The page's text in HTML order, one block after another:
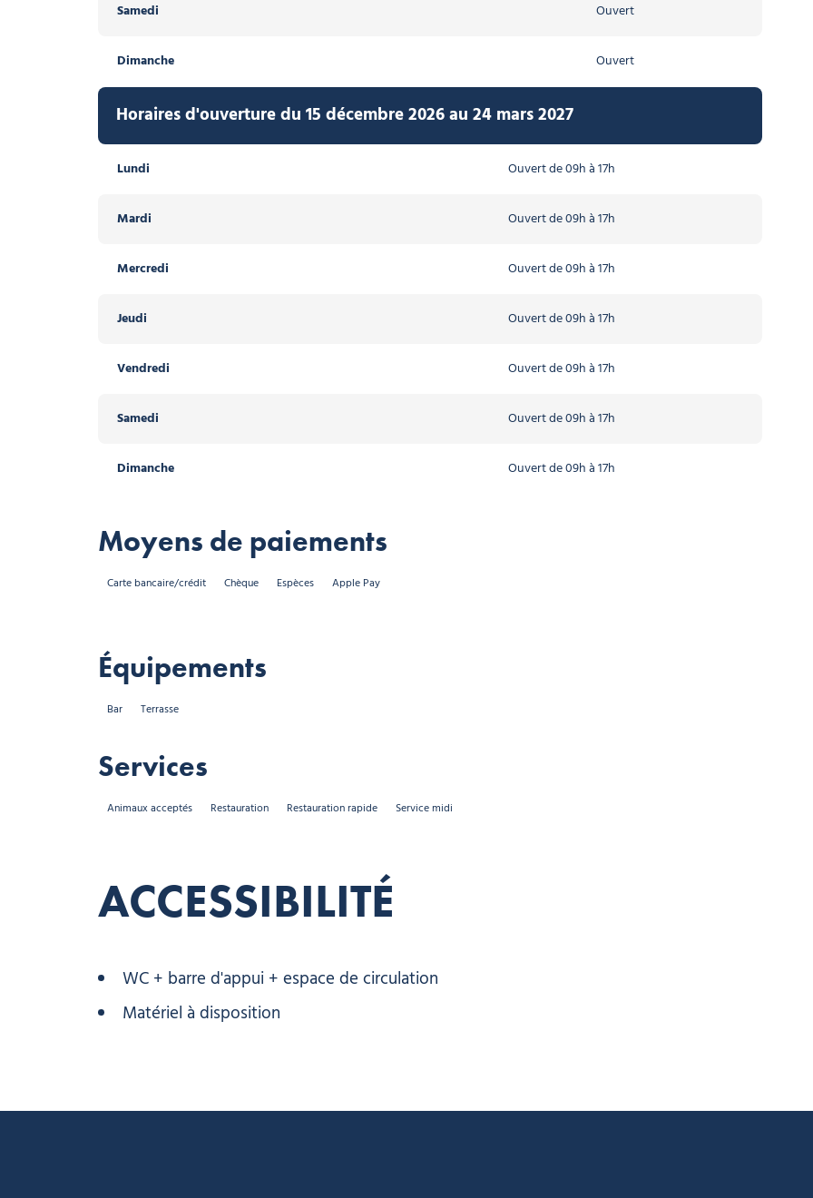
Samedi Ouvert
Dimanche Ouvert
Horaires d'ouverture du 15 décembre 2026 au 24 mars 2027
Lundi Ouvert de 09h à 17h
Mardi Ouvert de 09h à 17h
Mercredi Ouvert de 09h à 17h
Jeudi Ouvert de 09h à 17h
Vendredi Ouvert de 09h à 17h
Samedi Ouvert de 09h à 17h
Dimanche Ouvert de 09h à 17h
Moyens de paiements
Carte bancaire/crédit Chèque Espèces Apple Pay
Équipements
Bar Terrasse
Services
Animaux acceptés Restauration Restauration rapide Service midi
ACCESSIBILITÉ
WC + barre d'appui + espace de circulation
Matériel à disposition